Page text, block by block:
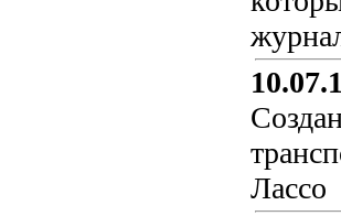
Лассо